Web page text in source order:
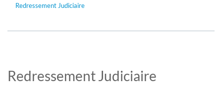
Redressement Judiciaire
Redressement Judiciaire